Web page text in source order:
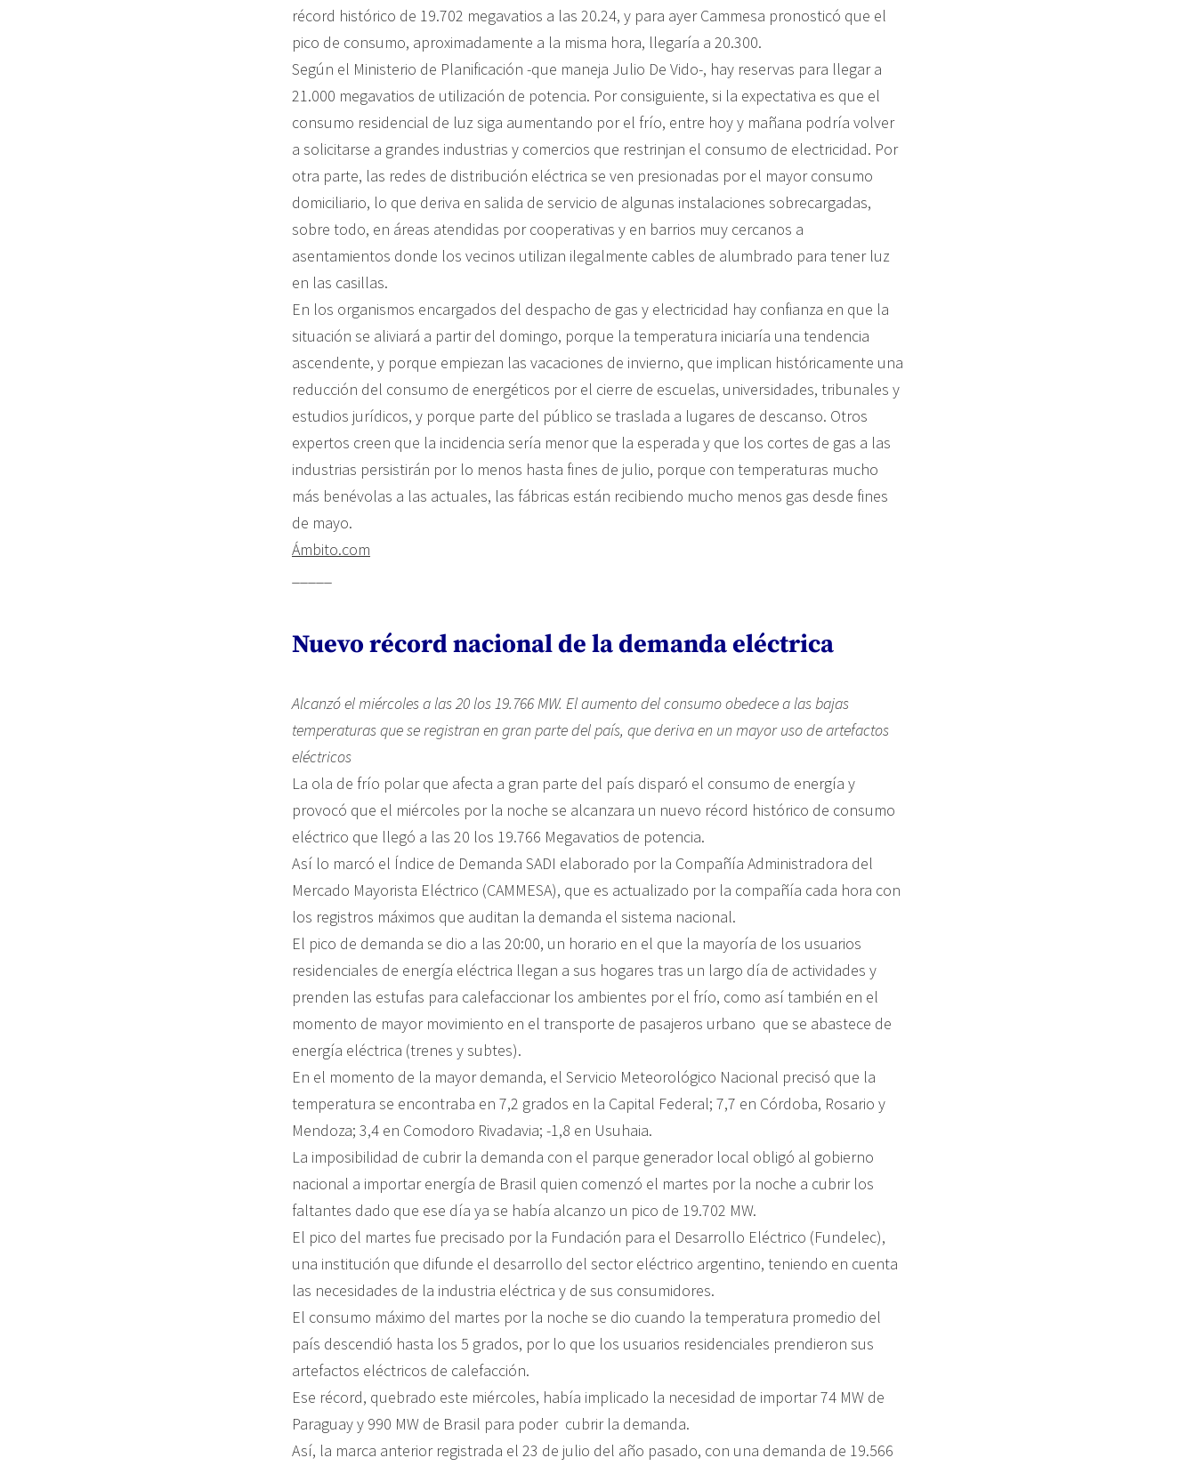
récord histórico de 19.702 megavatios a las 20.24, y para ayer Cammesa pronosticó que el
pico de consumo, aproximadamente a la misma hora, llegaría a 20.300.
Según el Ministerio de Planificación -que maneja Julio De Vido-, hay reservas para llegar a
21.000 megavatios de utilización de potencia. Por consiguiente, si la expectativa es que el
consumo residencial de luz siga aumentando por el frío, entre hoy y mañana podría volver
a solicitarse a grandes industrias y comercios que restrinjan el consumo de electricidad. Por
otra parte, las redes de distribución eléctrica se ven presionadas por el mayor consumo
domiciliario, lo que deriva en salida de servicio de algunas instalaciones sobrecargadas,
sobre todo, en áreas atendidas por cooperativas y en barrios muy cercanos a
asentamientos donde los vecinos utilizan ilegalmente cables de alumbrado para tener luz
en las casillas.
En los organismos encargados del despacho de gas y electricidad hay confianza en que la
situación se aliviará a partir del domingo, porque la temperatura iniciaría una tendencia
ascendente, y porque empiezan las vacaciones de invierno, que implican históricamente una
reducción del consumo de energéticos por el cierre de escuelas, universidades, tribunales y
estudios jurídicos, y porque parte del público se traslada a lugares de descanso. Otros
expertos creen que la incidencia sería menor que la esperada y que los cortes de gas a las
industrias persistirán por lo menos hasta fines de julio, porque con temperaturas mucho
más benévolas a las actuales, las fábricas están recibiendo mucho menos gas desde fines
de mayo.
Ámbito.com
Nuevo récord nacional de la demanda eléctrica
Alcanzó el miércoles a las 20 los 19.766 MW. El aumento del consumo obedece a las bajas
temperaturas que se registran en gran parte del país, que deriva en un mayor uso de artefactos
eléctricos
La ola de frío polar que afecta a gran parte del país disparó el consumo de energía y
provocó que el miércoles por la noche se alcanzara un nuevo récord histórico de consumo
eléctrico que llegó a las 20 los 19.766 Megavatios de potencia.
Así lo marcó el Índice de Demanda SADI elaborado por la Compañía Administradora del
Mercado Mayorista Eléctrico (CAMMESA), que es actualizado por la compañía cada hora con
los registros máximos que auditan la demanda el sistema nacional.
El pico de demanda se dio a las 20:00, un horario en el que la mayoría de los usuarios
residenciales de energía eléctrica llegan a sus hogares tras un largo día de actividades y
prenden las estufas para calefaccionar los ambientes por el frío, como así también en el
momento de mayor movimiento en el transporte de pasajeros urbano que se abastece de
energía eléctrica (trenes y subtes).
En el momento de la mayor demanda, el Servicio Meteorológico Nacional precisó que la
temperatura se encontraba en 7,2 grados en la Capital Federal; 7,7 en Córdoba, Rosario y
Mendoza; 3,4 en Comodoro Rivadavia; -1,8 en Usuhaia.
La imposibilidad de cubrir la demanda con el parque generador local obligó al gobierno
nacional a importar energía de Brasil quien comenzó el martes por la noche a cubrir los
faltantes dado que ese día ya se había alcanzo un pico de 19.702 MW.
El pico del martes fue precisado por la Fundación para el Desarrollo Eléctrico (Fundelec),
una institución que difunde el desarrollo del sector eléctrico argentino, teniendo en cuenta
las necesidades de la industria eléctrica y de sus consumidores.
El consumo máximo del martes por la noche se dio cuando la temperatura promedio del
país descendió hasta los 5 grados, por lo que los usuarios residenciales prendieron sus
artefactos eléctricos de calefacción.
Ese récord, quebrado este miércoles, había implicado la necesidad de importar 74 MW de
Paraguay y 990 MW de Brasil para poder cubrir la demanda.
Así, la marca anterior registrada el 23 de julio del año pasado, con una demanda de 19.566